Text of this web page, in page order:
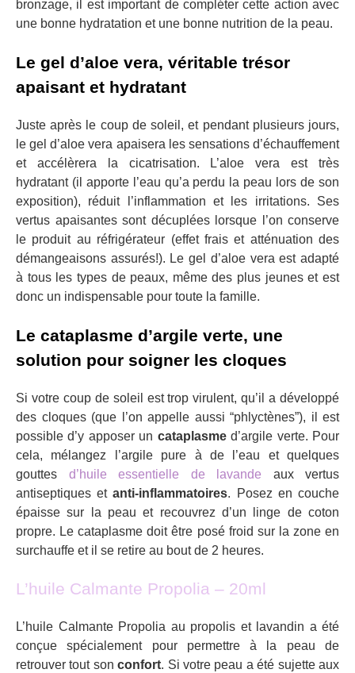
bronzage, il est important de compléter cette action avec
une bonne hydratation et une bonne nutrition de la peau.
Le gel d’aloe vera, véritable trésor
apaisant et hydratant
Juste après le coup de soleil, et pendant plusieurs jours,
le gel d’aloe vera apaisera les sensations d’échauffement
et accélèrera la cicatrisation. L’aloe vera est très
hydratant (il apporte l’eau qu’a perdu la peau lors de son
exposition), réduit l’inflammation et les irritations. Ses
vertus apaisantes sont décuplées lorsque l’on conserve
le produit au réfrigérateur (effet frais et atténuation des
démangeaisons assurés!). Le gel d’aloe vera est adapté
à tous les types de peaux, même des plus jeunes et est
donc un indispensable pour toute la famille.
Le cataplasme d’argile verte, une
solution pour soigner les cloques
Si votre coup de soleil est trop virulent, qu’il a développé
des cloques (que l’on appelle aussi “phlyctènes”), il est
possible d’y apposer un cataplasmed’argile verte. Pour
cela, mélangez l’argile pure à de l’eau et quelques
gouttes d’huile essentielle de lavande aux vertus
antiseptiques etanti-inflammatoires. Posez en couche
épaisse sur la peau et recouvrez d’un linge de coton
propre. Le cataplasme doit être posé froid sur la zone en
surchauffe et il se retire au bout de 2 heures.
L’huile Calmante Propolia – 20ml
L’huile Calmante Propolia au propolis et lavandin a été
conçue spécialement pour permettre à la peau de
retrouver tout sonconfort. Si votre peau a été sujette aux